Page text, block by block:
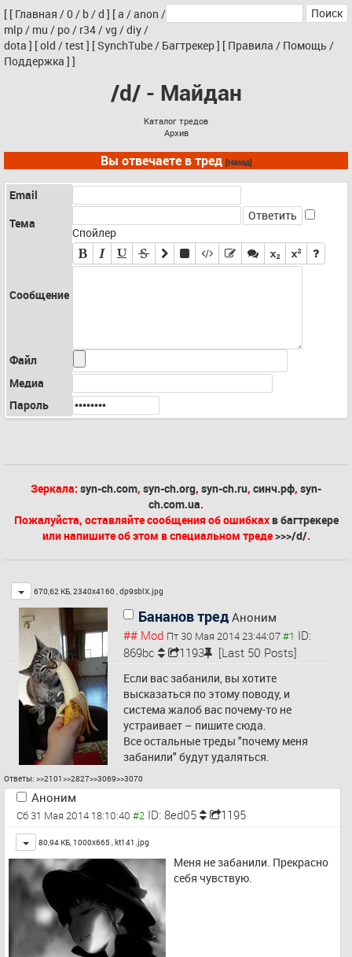
[ [ Главная /0 / b/d ] [a /anon /
mlp/ mu / po/ r34/vg /diy/
dota ] [old /test] [SynchTube/ Багтрекер] [ Правила / Помощь /
Поддержка ] ]
/d/ - Майдан
Каталог тредов
Архив
Вы отвечаете в тред [Назад]
Email
Тема
Спойлер
Сообщение
Файл
Медиа
Пароль
Зеркала: syn-ch.com, syn-ch.org, syn-ch.ru, синч.рф, syn-
ch.com.ua.
Пожалуйста, оставляйте сообщения об ошибках в багтрекере
или напишите об этом в специальном треде>>>/d/.
Toggle
670,62 КБ, 2340x4160 ,dp9sblX.jpg
Бананов тред Аноним
## Mod Пт 30 Мая 2014 23:44:07
ID:
869bc
1193 [Last 50 Posts]
Если вас забанили, вы хотите
высказаться по этому поводу, и
система жалоб вас почему-то не
устраивает – пишите сюда.
Все остальные треды "почему меня
забанили" будут удаляться.
Ответы: >>2101>>2827>>3069>>3070
Аноним
Сб 31 Мая 2014 18:10:40 ID: 8ed05 1195
Toggle
80,94 КБ, 1000x665 , kt141.jpg
Меня не забанили. Прекрасно
себя чувствую.